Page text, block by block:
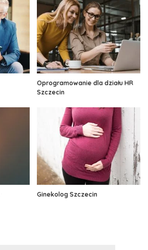
Oprogramowanie dla działu HR
Szczecin
Ginekolog Szczecin